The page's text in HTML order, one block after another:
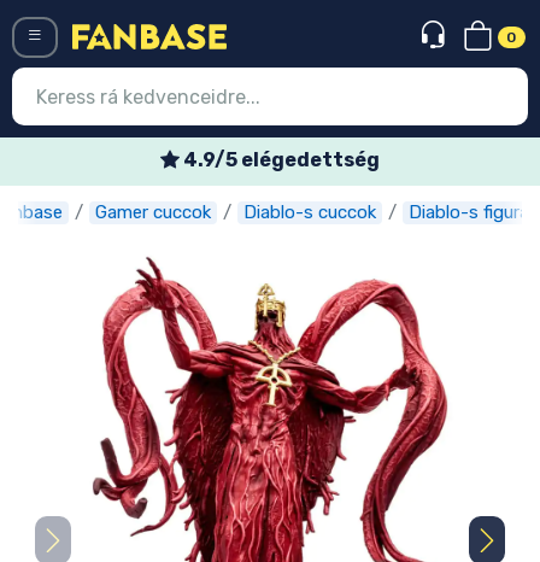
0
4.9/5 elégedettség
Gamer cuccok Diablo-s cuccok Diablo-s figurák
Belépés Regisztráció
Legújabb cuccok
Akciós ajánlatok
Express szállítás
Előrendelhető cuccok
Outlet cuccok
Ajándékkártya